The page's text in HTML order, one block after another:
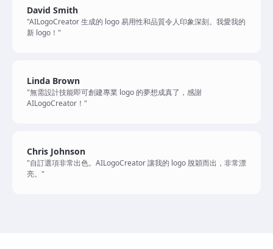
David Smith
"AILogoCreator 生成的 logo 易用性和品質令人印象深刻。我愛我的
新 logo！"
Linda Brown
"無需設計技能即可創建專業 logo 的夢想成真了，感謝
AILogoCreator！"
Chris Johnson
"自訂選項非常出色。AILogoCreator 讓我的 logo 脫穎而出，非常漂
亮。"